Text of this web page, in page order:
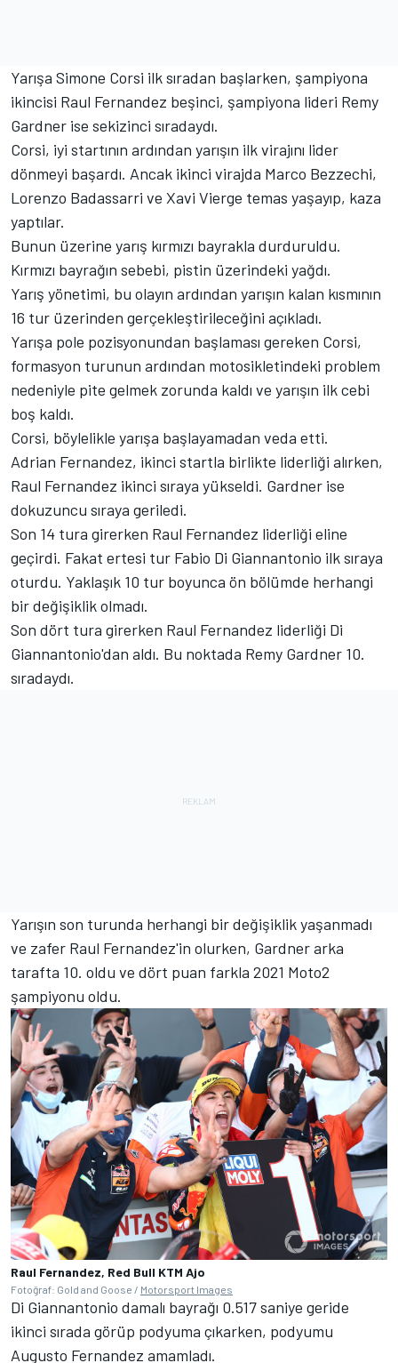
Yarışa Simone Corsi ilk sıradan başlarken, şampiyona
ikincisi Raul Fernandez beşinci, şampiyona lideri Remy
Gardner ise sekizinci sıradaydı.
Corsi, iyi startının ardından yarışın ilk virajını lider
dönmeyi başardı. Ancak ikinci virajda Marco Bezzechi,
Lorenzo Badassarri ve Xavi Vierge temas yaşayıp, kaza
yaptılar.
Bunun üzerine yarış kırmızı bayrakla durduruldu.
Kırmızı bayrağın sebebi, pistin üzerindeki yağdı.
Yarış yönetimi, bu olayın ardından yarışın kalan kısmının
16 tur üzerinden gerçekleştirileceğini açıkladı.
Yarışa pole pozisyonundan başlaması gereken Corsi,
formasyon turunun ardından motosikletindeki problem
nedeniyle pite gelmek zorunda kaldı ve yarışın ilk cebi
boş kaldı.
Corsi, böylelikle yarışa başlayamadan veda etti.
Adrian Fernandez, ikinci startla birlikte liderliği alırken,
Raul Fernandez ikinci sıraya yükseldi. Gardner ise
dokuzuncu sıraya geriledi.
Son 14 tura girerken Raul Fernandez liderliği eline
geçirdi. Fakat ertesi tur Fabio Di Giannantonio ilk sıraya
oturdu. Yaklaşık 10 tur boyunca ön bölümde herhangi
bir değişiklik olmadı.
Son dört tura girerken Raul Fernandez liderliği Di
Giannantonio'dan aldı. Bu noktada Remy Gardner 10.
sıradaydı.
Yarışın son turunda herhangi bir değişiklik yaşanmadı
ve zafer Raul Fernandez'in olurken, Gardner arka
tarafta 10. oldu ve dört puan farkla 2021 Moto2
şampiyonu oldu.
Raul Fernandez, Red Bull KTM Ajo
Fotoğraf: Gold and Goose / Motorsport Images
Di Giannantonio damalı bayrağı 0.517 saniye geride
ikinci sırada görüp podyuma çıkarken, podyumu
Augusto Fernandez amamladı.